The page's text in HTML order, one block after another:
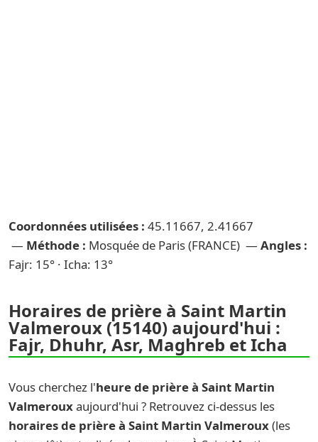
Coordonnées utilisées : 45.11667, 2.41667
— Méthode : Mosquée de Paris (FRANCE) — Angles :
Fajr: 15° · Icha: 13°
Horaires de prière à Saint Martin
Valmeroux (15140) aujourd'hui :
Fajr, Dhuhr, Asr, Maghreb et Icha
Vous cherchez l'heure de prière à Saint Martin
Valmerouxaujourd'hui ? Retrouvez ci-dessus les
horaires de prière à Saint Martin Valmeroux(les